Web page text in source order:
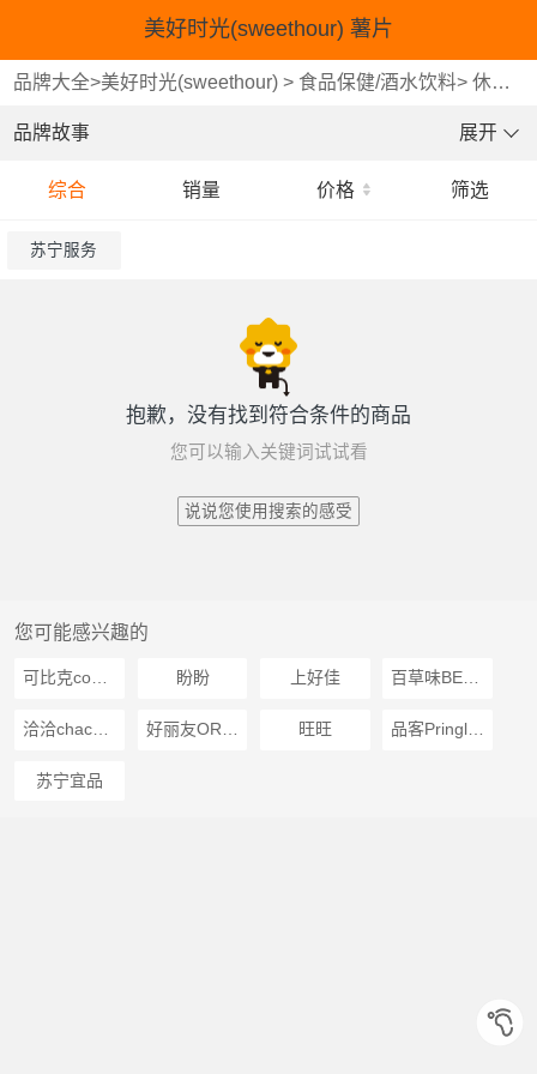
美好时光(sweethour) 薯片
品牌大全>美好时光(sweethour) > 食品保健/酒水饮料>休闲食品
品牌故事 展开
综合 销量 价格 筛选
苏宁服务
抱歉，没有找到符合条件的商品
您可以输入关键词试试看
说说您使用搜索的感受
您可能感兴趣的
盼盼 上好佳
旺旺
苏宁宜品